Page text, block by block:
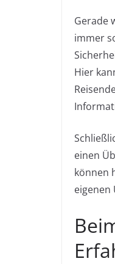
Gerade
immer
Hier
einen
können
eigenen